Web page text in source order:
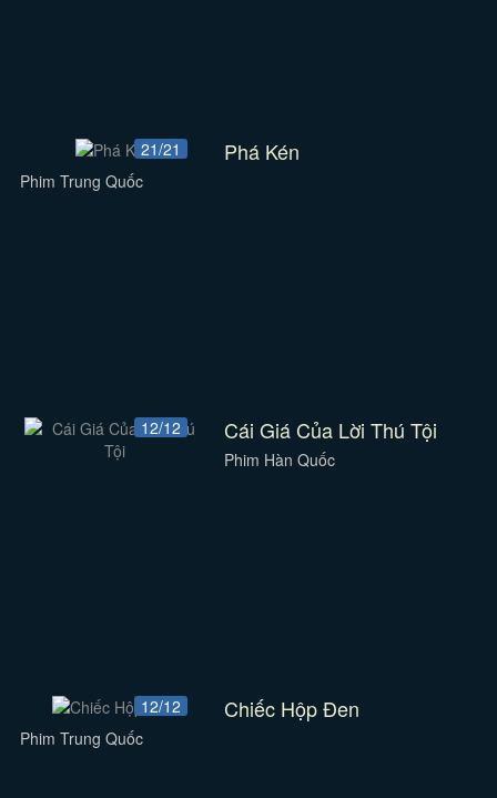
21/21 Phá Kén
Phim Trung Quốc
12/12 Cái Giá Của Lời Thú Tội
Phim Hàn Quốc
12/12 Chiếc Hộp Đen
Phim Trung Quốc